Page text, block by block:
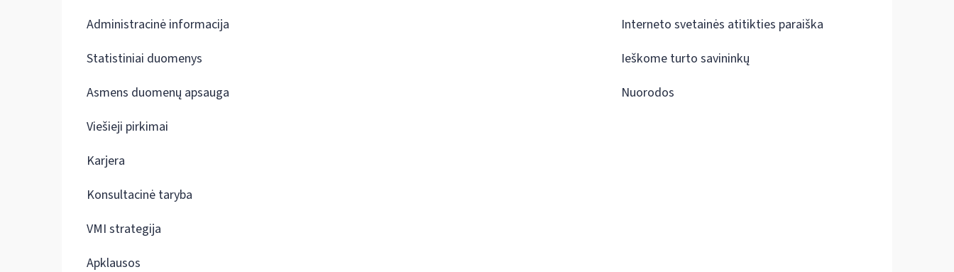
Administracinė informacija
Statistiniai duomenys
Asmens duomenų apsauga
Viešieji pirkimai
Karjera
Konsultacinė taryba
VMI strategija
Apklausos
Interneto svetainės atitikties paraiška
Ieškome turto savininkų
Nuorodos